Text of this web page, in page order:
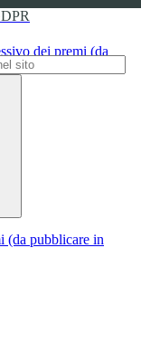
dei premi (da
1
(da pubblicare in